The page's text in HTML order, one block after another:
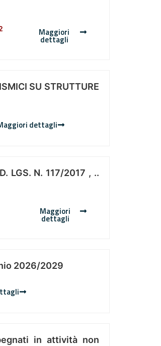
Maggiori
dettagli
SU STRUTTURE
dettagli
LGS. N. 117/2017 , ..
Maggiori
dettagli
2026/2029
in attività non